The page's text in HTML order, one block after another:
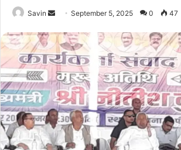
Savin
Send
email
September 5, 2025 0 47